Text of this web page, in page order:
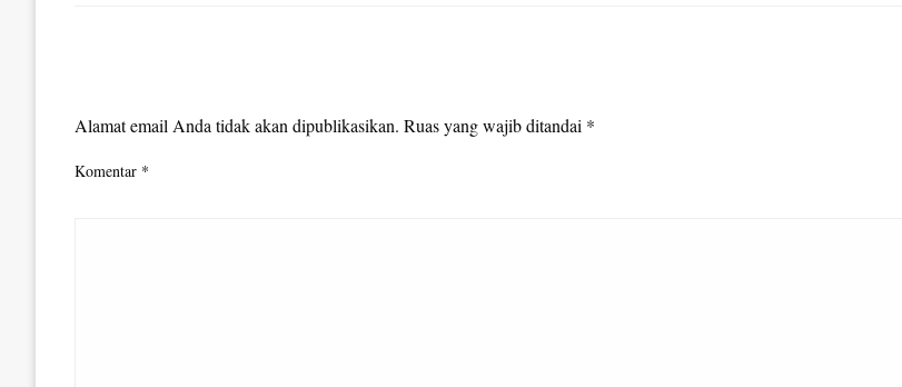
Alamat email Anda tidak akan dipublikasikan. Ruas yang wajib ditandai *
Komentar *